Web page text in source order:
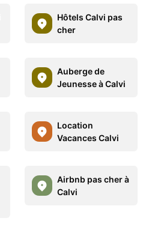
Hôtels Calvi pas
cher
Auberge de
Jeunesse à Calvi
Location
Vacances Calvi
Airbnb pas cher à
Calvi